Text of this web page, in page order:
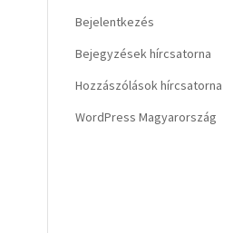
Bejelentkezés
Bejegyzések hírcsatorna
Hozzászólások hírcsatorna
WordPress Magyarország